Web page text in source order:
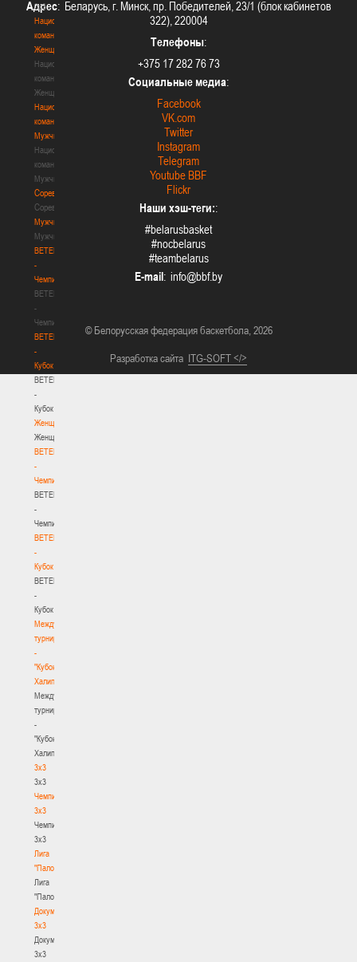
3х3
Национальная
команда.
Женщины
Национальная
команда.
Женщины
Национальная
команда.
Мужчины
Национальная
команда.
Мужчины
Соревнования
Соревнования
Мужчины
Мужчины
BETERA
-
Чемпионат
BETERA
-
Чемпионат
BETERA
-
Кубок
BETERA
-
Кубок
Женщины
Женщины
BETERA
-
Чемпионат
BETERA
-
Чемпионат
BETERA
-
Кубок
BETERA
-
Кубок
Международный
турнир
-
"Кубок
Халипского"
Международный
турнир
-
"Кубок
Халипского"
3x3
3x3
Чемпионат
3х3
Чемпионат
3х3
Лига
"Палова"
Лига
"Палова"
Документы
3х3
Документы
3х3
Адрес: Беларусь, г. Минск, пр. Победителей, 23/1 (блок кабинетов
322), 220004
Телефоны:
+375 17 282 76 73
Социальные медиа:
Facebook
VK.com
Twitter
Instagram
Telegram
Youtube BBF
Flickr
Наши хэш-теги::
#belarusbasket
#nocbelarus
#teambelarus
E-mail:
© Белорусская федерация баскетбола, 2026
Разработка сайта ITG-SOFT </>